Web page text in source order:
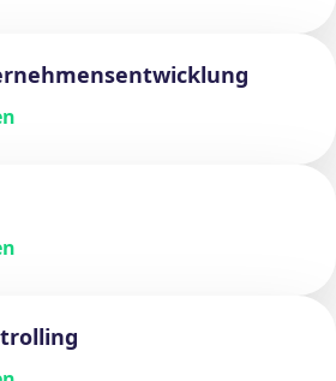
entwicklung